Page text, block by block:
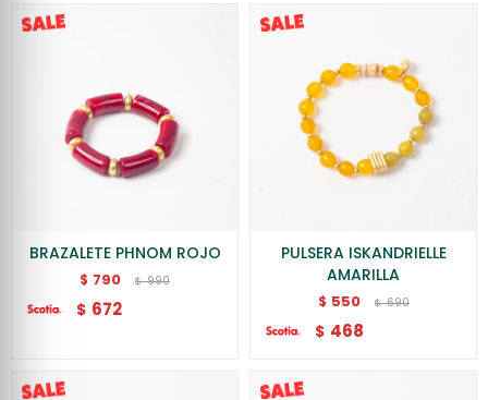
BRAZALETE PHNOM ROJO
$ 790 $ 990
$ 672
PULSERA ISKANDRIELLE
AMARILLA
$ 550 $ 690
$ 468